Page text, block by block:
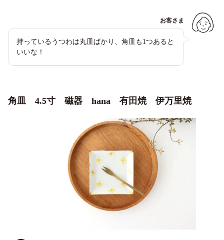
お客さま
持っているうつわは丸皿ばかり、角皿も1つあると
いいな！
角皿 4.5寸 磁器 hana 有田焼 伊万里焼